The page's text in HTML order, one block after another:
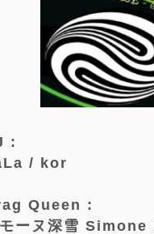
:
/ kor
Queen :
ーヌ深雪